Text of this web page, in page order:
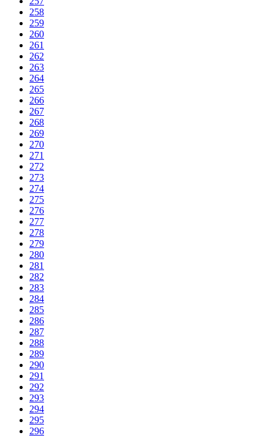
258
259
260
261
262
263
264
265
266
267
268
269
270
271
272
273
274
275
276
277
278
279
280
281
282
283
284
285
286
287
288
289
290
291
292
293
294
295
296